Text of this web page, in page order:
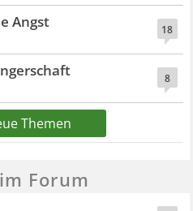
18
Angst
8
Themen
Forum